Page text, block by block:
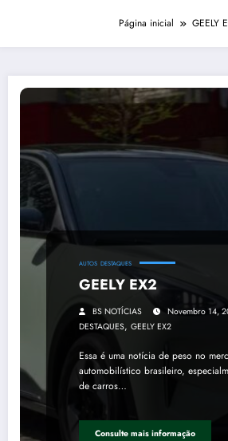
Página inicial GEELY
AUTOS DESTAQUES
GEELY EX2
BS NOTÍCIAS Novembro 14,
DESTAQUES, GEELY EX2
Essa é uma notícia de peso no
automobilístico brasileiro,
de carros…
Consulte mais informação